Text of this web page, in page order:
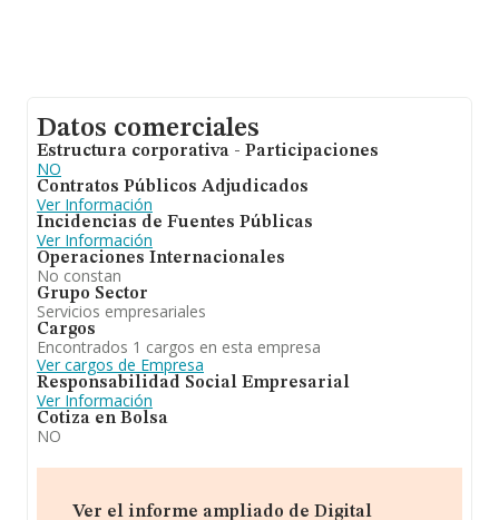
Datos comerciales
Estructura corporativa - Participaciones
NO
Contratos Públicos Adjudicados
Ver Información
Incidencias de Fuentes Públicas
Ver Información
Operaciones Internacionales
No constan
Grupo Sector
Servicios empresariales
Cargos
Encontrados 1 cargos en esta empresa
Ver cargos de Empresa
Responsabilidad Social Empresarial
Ver Información
Cotiza en Bolsa
NO
Ver el informe ampliado de Digital